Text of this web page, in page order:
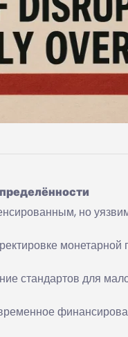
но
монетарной
стандартов для